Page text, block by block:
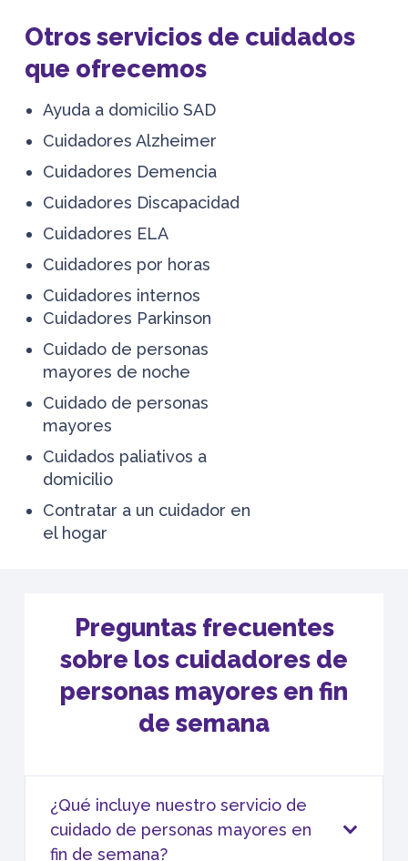
Otros servicios de cuidados
que ofrecemos
Ayuda a domicilio SAD
Cuidadores Alzheimer
Cuidadores Demencia
Cuidadores Discapacidad
Cuidadores ELA
Cuidadores por horas
Cuidadores internos
Cuidadores Parkinson
Cuidado de personas
mayores de noche
Cuidado de personas
mayores
Cuidados paliativos a
domicilio
Contratar a un cuidador en
el hogar
Preguntas frecuentes
sobre los cuidadores de
personas mayores en fin
de semana
¿Qué incluye nuestro servicio de
cuidado de personas mayores en
fin de semana?